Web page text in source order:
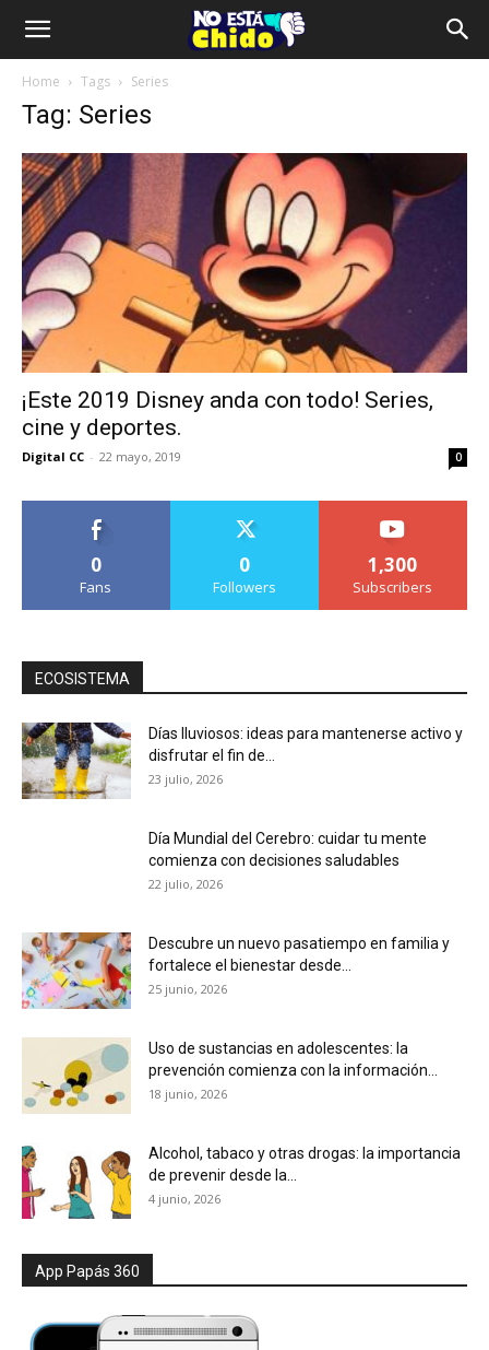
Home Tags Series
Tag: Series
¡Este 2019 Disney anda con todo! Series,
cine y deportes.
Digital CC - 22 mayo, 2019 0
0
Fans
0
Followers
1,300
Subscribers
ECOSISTEMA
Días lluviosos: ideas para mantenerse activo y
disfrutar el fin de...
23 julio, 2026
Día Mundial del Cerebro: cuidar tu mente
comienza con decisiones saludables
22 julio, 2026
Descubre un nuevo pasatiempo en familia y
fortalece el bienestar desde...
25 junio, 2026
Uso de sustancias en adolescentes: la
prevención comienza con la información...
18 junio, 2026
Alcohol, tabaco y otras drogas: la importancia
de prevenir desde la...
4 junio, 2026
App Papás 360